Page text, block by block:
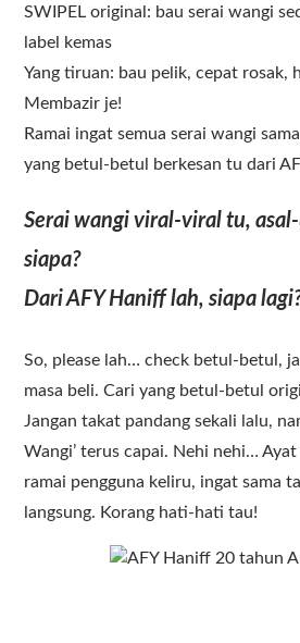
SWIPEL original: bau serai wangi
label kemas
Yang tiruan: bau pelik, cepat rosak,
Membazir je!
Ramai ingat semua serai wangi
yang betul-betul berkesan tu dari
Serai wangi viral-viral tu,
siapa?
Dari AFY Haniff lah, siapa
So, please lah… check betul-betul,
masa beli. Cari yang betul-betul
Jangan takat pandang sekali lalu,
Wangi’ terus capai. Nehi nehi… Ayat
ramai pengguna keliru, ingat sama
langsung. Korang hati-hati tau!